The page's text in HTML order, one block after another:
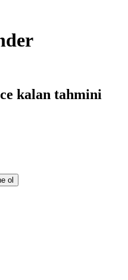
kalan tahmini